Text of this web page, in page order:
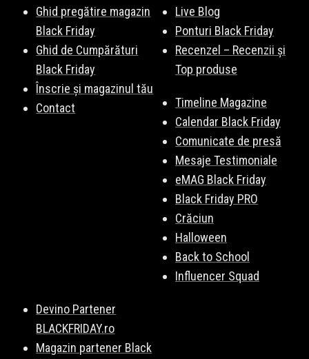
Ghid pregătire magazin
Black Friday
Ghid de Cumpărături
Black Friday
Înscrie și magazinul tău
Contact
Live Blog
Ponturi Black Friday
Recenzel – Recenzii și
Top produse
Timeline Magazine
Calendar Black Friday
Comunicate de presă
Mesaje Testimoniale
eMAG Black Friday
Black Friday PRO
Crăciun
Halloween
Back to School
Influencer Squad
Devino Partener
BLACKFRIDAY.ro
Magazin partener Black